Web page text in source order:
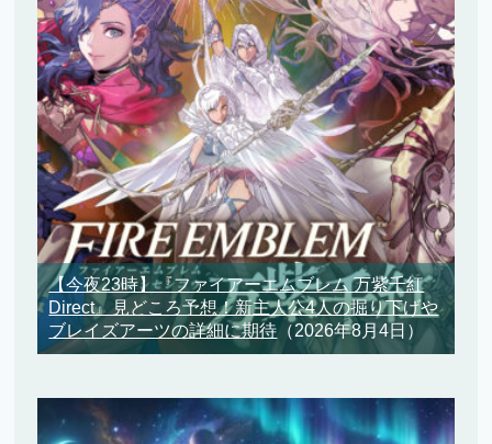
【今夜23時】『ファイアーエムブレム 万紫千紅
Direct』見どころ予想！新主人公4人の掘り下げや
ブレイズアーツの詳細に期待 （2026年8月4日）